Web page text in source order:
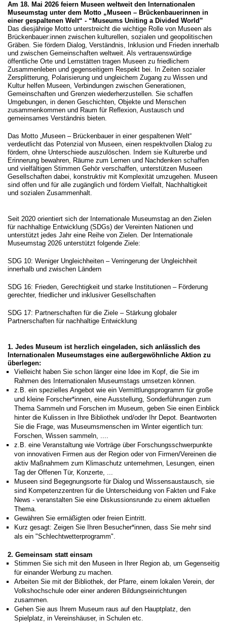
Am 18. Mai 2026 feiern Museen weltweit den Internationalen
Museumstag unter dem Motto „Museen – Brückenbauerinnen in
einer gespaltenen Welt“ - “Museums Uniting a Divided World”
Das diesjährige Motto unterstreicht die wichtige Rolle von Museen als
Brückenbauer:innen zwischen kulturellen, sozialen und geopolitischen
Gräben. Sie fördern Dialog, Verständnis, Inklusion und Frieden innerhalb
und zwischen Gemeinschaften weltweit. Als vertrauenswürdige
öffentliche Orte und Lernstätten tragen Museen zu friedlichem
Zusammenleben und gegenseitigem Respekt bei. In Zeiten sozialer
Zersplitterung, Polarisierung und ungleichem Zugang zu Wissen und
Kultur helfen Museen, Verbindungen zwischen Generationen,
Gemeinschaften und Grenzen wiederherzustellen. Sie schaffen
Umgebungen, in denen Geschichten, Objekte und Menschen
zusammenkommen und Raum für Reflexion, Austausch und
gemeinsames Verständnis bieten.
Das Motto „Museen – Brückenbauer in einer gespaltenen Welt“
verdeutlicht das Potenzial von Museen, einen respektvollen Dialog zu
fördern, ohne Unterschiede auszulöschen. Indem sie Kulturerbe und
Erinnerung bewahren, Räume zum Lernen und Nachdenken schaffen
und vielfältigen Stimmen Gehör verschaffen, unterstützen Museen
Gesellschaften dabei, konstruktiv mit Komplexität umzugehen. Museen
sind offen und für alle zugänglich und fördern Vielfalt, Nachhaltigkeit
und sozialen Zusammenhalt.
Seit 2020 orientiert sich der Internationale Museumstag an den Zielen
für nachhaltige Entwicklung (SDGs) der Vereinten Nationen und
unterstützt jedes Jahr eine Reihe von Zielen. Der Internationale
Museumstag 2026 unterstützt folgende Ziele:
SDG 10: Weniger Ungleichheiten – Verringerung der Ungleichheit
innerhalb und zwischen Ländern
SDG 16: Frieden, Gerechtigkeit und starke Institutionen – Förderung
gerechter, friedlicher und inklusiver Gesellschaften
SDG 17: Partnerschaften für die Ziele – Stärkung globaler
Partnerschaften für nachhaltige Entwicklung
1. Jedes Museum ist herzlich eingeladen, sich anlässlich des
Internationalen Museumstages eine außergewöhnliche Aktion zu
überlegen:
Vielleicht haben Sie schon länger eine Idee im Kopf, die Sie im
Rahmen des Internationalen Museumstags umsetzen können.
z.B. ein spezielles Angebot wie ein Vermittlungsprogramm für große
und kleine Forscher*innen, eine Ausstellung, Sonderführungen zum
Thema Sammeln und Forschen im Museum, geben Sie einen Einblick
hinter die Kulissen in Ihre Bibliothek und/oder Ihr Depot. Beantworten
Sie die Frage, was Museumsmenschen im Winter eigentlich tun:
Forschen, Wissen sammeln, ....
z.B. eine Veranstaltung wie Vorträge über Forschungsschwerpunkte
von innovativen Firmen aus der Region oder von Firmen/Vereinen die
aktiv Maßnahmem zum Klimaschutz unternehmen, Lesungen, einen
Tag der Offenen Tür, Konzerte, ...
Museen sind Begegnungsorte für Dialog und Wissensaustausch, sie
sind Kompetenzzentren für die Unterscheidung von Fakten und Fake
News - veranstalten Sie eine Diskussionsrunde zu einem aktuellen
Thema.
Gewähren Sie ermäßigten oder freien Eintritt.
Kurz gesagt: Zeigen Sie Ihren Besucher*innen, dass Sie mehr sind
als ein "Schlechtwetterprogramm".
2. Gemeinsam statt einsam
Stimmen Sie sich mit den Museen in Ihrer Region ab, um Gegenseitig
für einander Werbung zu machen.
Arbeiten Sie mit der Bibliothek, der Pfarre, einem lokalen Verein, der
Volkshochschule oder einer anderen Bildungseinrichtungen
zusammen.
Gehen Sie aus Ihrem Museum raus auf den Hauptplatz, den
Spielplatz, in Vereinshäuser, in Schulen etc.